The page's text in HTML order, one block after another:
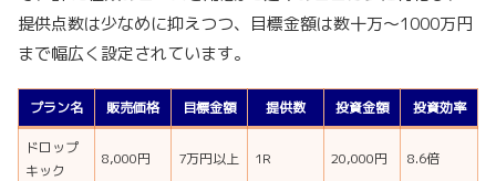
提供点数は少なめに抑えつつ、目標金額は数十万～1000万円
まで幅広く設定されています。
プラン名 販売価格 目標金額 提供数 投資金額 投資効率
ドロップ
キック
8,000円 7万円以上 1R 20,000円 8.6倍